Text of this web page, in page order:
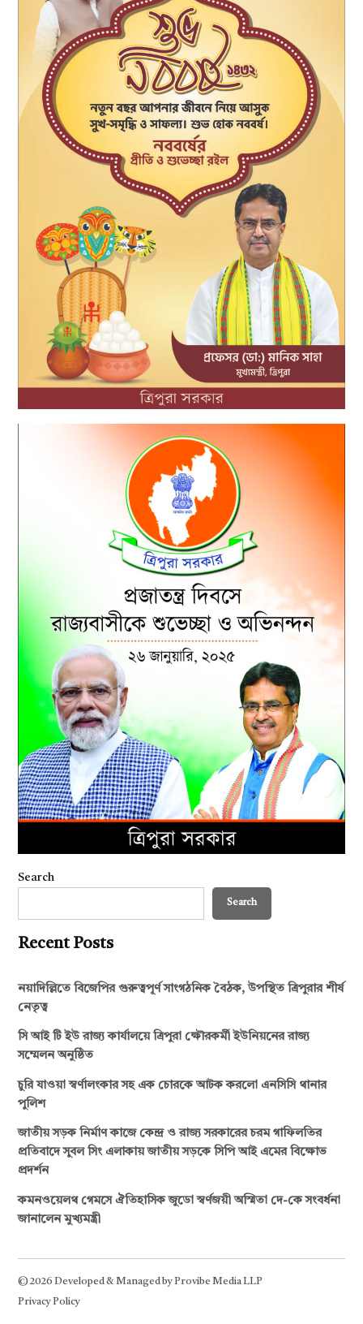
Search
Search
Recent Posts
নয়াদিল্লিতে বিজেপির গুরুত্বপূর্ণ সাংগঠনিক বৈঠক, উপস্থিত ত্রিপুরার শীর্ষ
নেতৃত্ব
সি আই টি ইউ রাজ্য কার্যালয়ে ত্রিপুরা ক্ষৌরকর্মী ইউনিয়নের রাজ্য
সম্মেলন অনুষ্ঠিত
চুরি যাওয়া স্বর্ণালংকার সহ এক চোরকে আটক করলো এনসিসি থানার
পুলিশ
জাতীয় সড়ক নির্মাণ কাজে কেন্দ্র ও রাজ্য সরকারের চরম গাফিলতির
প্রতিবাদে সুবল সিং এলাকায় জাতীয় সড়কে সিপি আই এমের বিক্ষোভ
প্রদর্শন
কমনওয়েলথ গেমসে ঐতিহাসিক জুডো স্বর্ণজয়ী অস্মিতা দে-কে সংবর্ধনা
জানালেন মুখ্যমন্ত্রী
© 2026 Developed & Managed by Provibe Media LLP
Privacy Policy